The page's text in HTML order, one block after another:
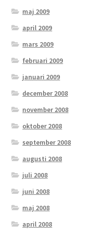
maj 2009
april 2009
mars 2009
februari 2009
januari 2009
december 2008
november 2008
oktober 2008
september 2008
augusti 2008
juli 2008
juni 2008
maj 2008
april 2008